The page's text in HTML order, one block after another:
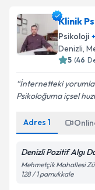
Klinik
Psikoloji +
Denizli,
5 (46
İnternetteki
Psikoloğuma içsel
Adres 1
Denizli Pozitif Algı
Mehmetçik Mahallesi
128 / 1 pamukkale